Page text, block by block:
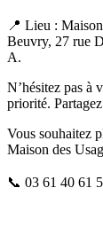
📍 Lieu :
Beuvry, 27 rue
A.
N’hésitez pas à
priorité.
Vous souhaitez
Maison des
📞 03 61 40 61